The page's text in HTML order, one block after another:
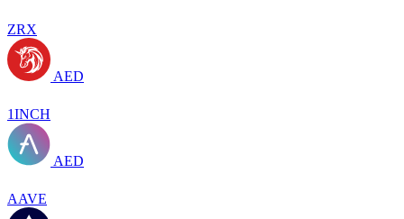
ZRX
AED
1INCH
AED
AAVE